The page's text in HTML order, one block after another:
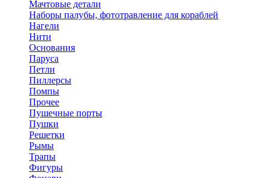
Мачтовые детали
Наборы палубы, фототравление для кораблей
Нагели
Нити
Основания
Паруса
Петли
Пиллерсы
Помпы
Прочее
Пушечные порты
Пушки
Решетки
Рымы
Трапы
Фигуры